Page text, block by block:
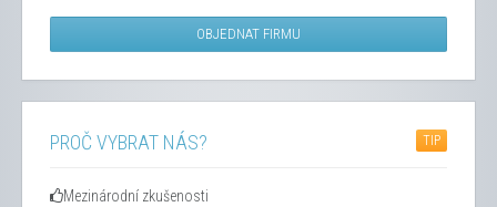
OBJEDNAT FIRMU
PROČ VYBRAT NÁS? TIP
Mezinárodní zkušenosti